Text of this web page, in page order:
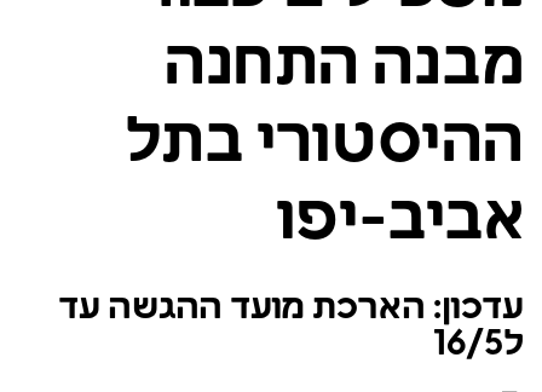
מבנה התחנה
ההיסטורי בתל
אביב-יפו
עדכון: הארכת מועד ההגשה עד
ל16/5